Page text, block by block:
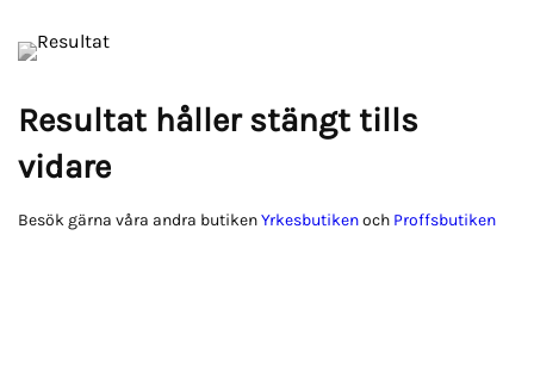
Resultat håller stängt tills
vidare
Besök gärna våra andra butikenYrkesbutikenoch Proffsbutiken